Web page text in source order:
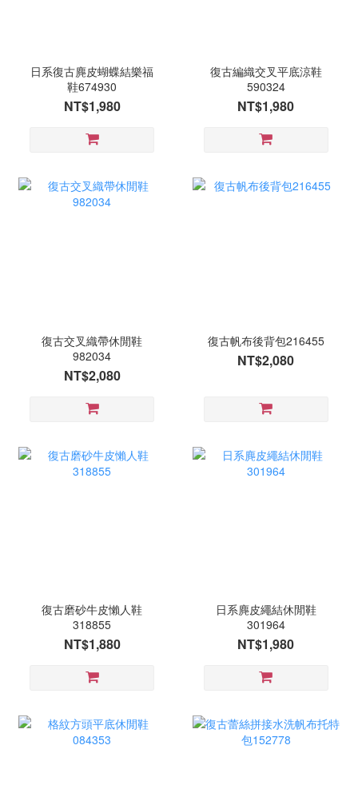
日系復古麂皮蝴蝶結樂福
鞋674930
NT$1,980
復古編織交叉平底涼鞋
590324
NT$1,980
復古交叉織帶休閒鞋
982034
NT$2,080
復古帆布後背包216455
NT$2,080
復古磨砂牛皮懶人鞋
318855
NT$1,880
日系麂皮繩結休閒鞋
301964
NT$1,980